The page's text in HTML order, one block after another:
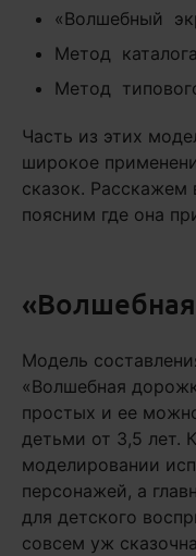
«Волшебный
Метод
Метод
Часть из этих
широкое
сказок.
поясним где она
Модель
«Волшебная
простых и ее
детьми от 3,5 лет.
моделировании
персонажей, а
для детского
совсем уж